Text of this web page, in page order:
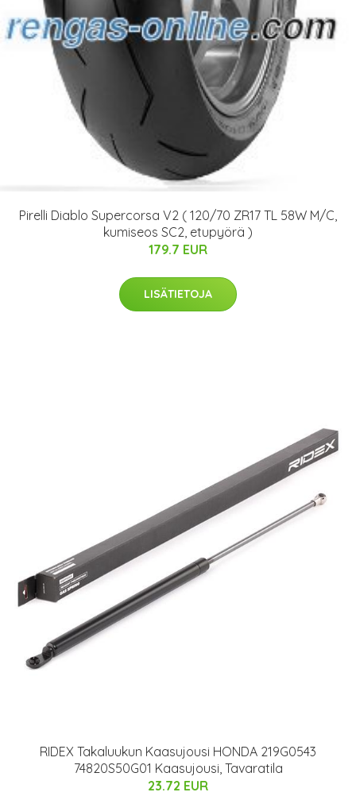
Pirelli Diablo Supercorsa V2 ( 120/70 ZR17 TL 58W M/C,
kumiseos SC2, etupyörä )
179.7 EUR
LISÄTIETOJA
RIDEX Takaluukun Kaasujousi HONDA 219G0543
74820S50G01 Kaasujousi, Tavaratila
23.72 EUR